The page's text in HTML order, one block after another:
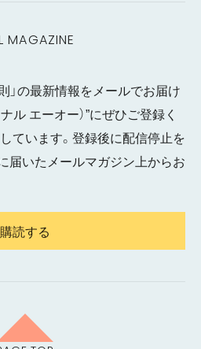
MAGAZINE
」の最新情報をメールでお届け
ル エーオー）”にぜひご登録く
ています。登録後に配信停止を
届いたメールマガジン上からお
購読する